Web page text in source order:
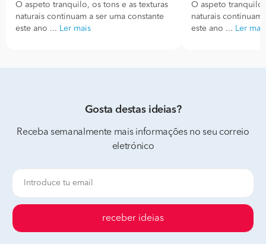
O aspeto tranquilo, os tons e as texturas
naturais continuam a ser uma constante
este ano ... Ler mais
O aspeto
naturais continuam
este ano ... Ler mais
Gosta destas ideias?
Receba semanalmente mais informações no seu correio
eletrónico
receber ideias